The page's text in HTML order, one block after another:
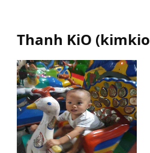
Thanh KiO (kimkio